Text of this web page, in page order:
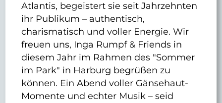
Atlantis, begeistert sie seit Jahrzehnten
ihr Publikum – authentisch,
charismatisch und voller Energie. Wir
freuen uns, Inga Rumpf & Friends in
diesem Jahr im Rahmen des "Sommer
im Park" in Harburg begrüßen zu
können. Ein Abend voller Gänsehaut-
Momente und echter Musik – seid